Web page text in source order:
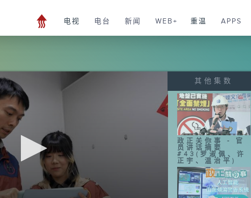
电视 电台 新闻 WEB+ 重温 APPS
其他集数
政正关你事 - 官
员讲话摘要
#43(罗淑佩、许
正宇、温治平)